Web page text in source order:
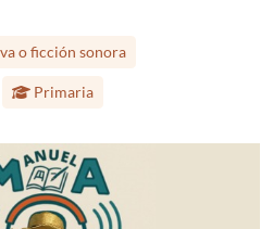
o ficción sonora
Primaria